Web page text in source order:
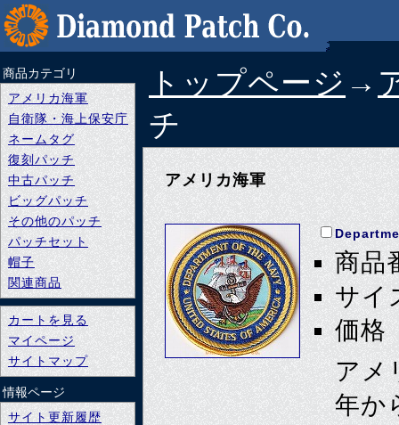
トップページ →
チ
アメリカ海軍
商品
サイ
価格
アメ
年か
商品カテゴリ
アメリカ海軍
自衛隊・海上保安庁
ネームタグ
復刻パッチ
中古パッチ
ビッグパッチ
その他のパッチ
パッチセット
帽子
関連商品
カートを見る
マイページ
サイトマップ
情報ページ
サイト更新履歴